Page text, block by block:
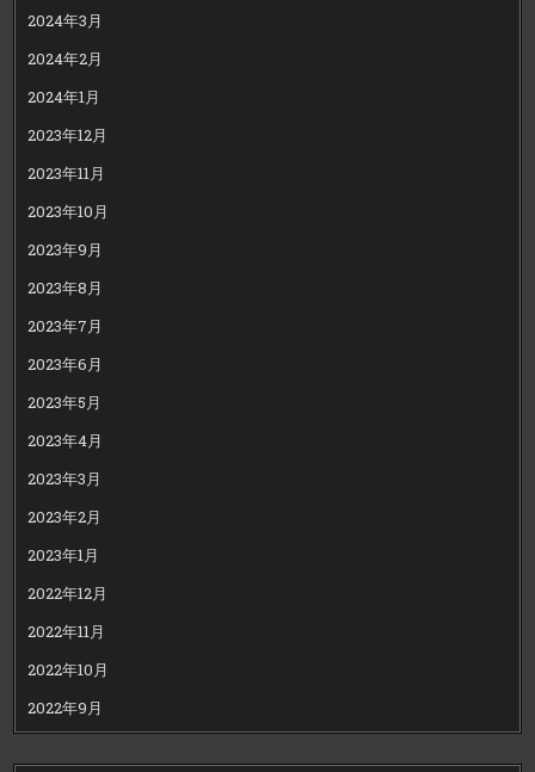
2024年3月
2024年2月
2024年1月
2023年12月
2023年11月
2023年10月
2023年9月
2023年8月
2023年7月
2023年6月
2023年5月
2023年4月
2023年3月
2023年2月
2023年1月
2022年12月
2022年11月
2022年10月
2022年9月